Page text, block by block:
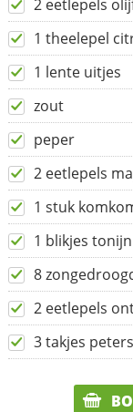
2 eetlepels
1 theelepel
1 lente uitjes
zout
peper
2 eetlepels
1 stuk
1 blikjes
8
2 eetlepels
3 takjes